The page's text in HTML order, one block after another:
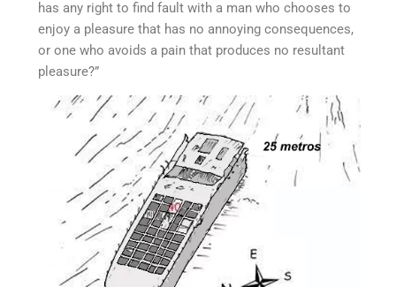
has any right to find fault with a man who chooses to
enjoy a pleasure that has no annoying consequences,
or one who avoids a pain that produces no resultant
pleasure?”